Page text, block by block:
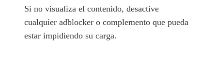
Si no visualiza el contenido, desactive
cualquier adblocker o complemento que pueda
estar impidiendo su carga.